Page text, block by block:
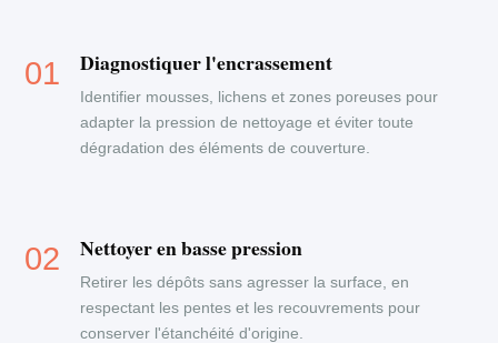
Diagnostiquer l'encrassement
Identifier mousses, lichens et zones poreuses pour
adapter la pression de nettoyage et éviter toute
dégradation des éléments de couverture.
Nettoyer en basse pression
Retirer les dépôts sans agresser la surface, en
respectant les pentes et les recouvrements pour
conserver l'étanchéité d'origine.